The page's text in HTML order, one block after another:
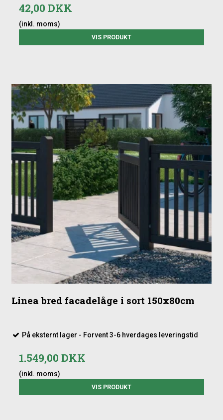
42,00 DKK
(inkl. moms)
VIS PRODUKT
Linea bred facadelåge i sort 150x80cm
På eksternt lager - Forvent 3-6 hverdages leveringstid
1.549,00 DKK
(inkl. moms)
VIS PRODUKT